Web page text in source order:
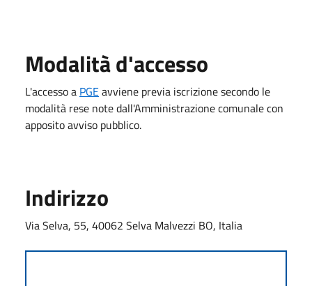
Modalità d'accesso
L'accesso a PGEavviene previa iscrizione secondo le
modalità rese note dall'Amministrazione comunale con
apposito avviso pubblico.
Indirizzo
Via Selva, 55, 40062 Selva Malvezzi BO, Italia